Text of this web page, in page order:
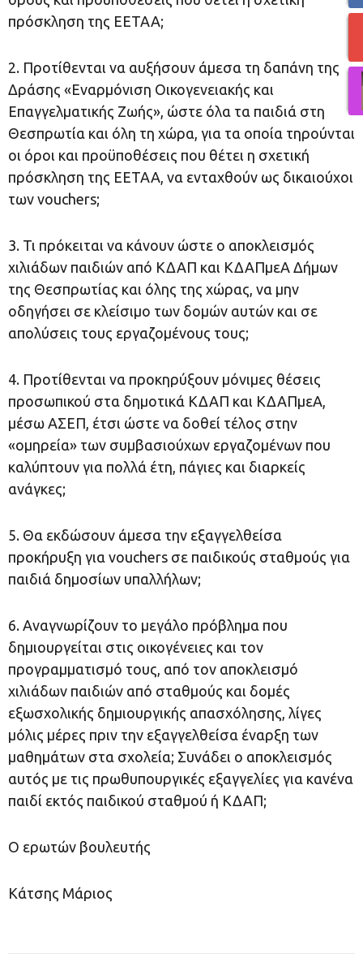
πρόσκληση της ΕΕΤΑΑ;
2. Προτίθενται να αυξήσουν άμεσα τη δαπάνη της
Δράσης «Εναρμόνιση Οικογενειακής και
Επαγγελματικής Ζωής», ώστε όλα τα παιδιά στη
Θεσπρωτία και όλη τη χώρα, για τα οποία τηρούνται
οι όροι και προϋποθέσεις που θέτει η σχετική
πρόσκληση της ΕΕΤΑΑ, να ενταχθούν ως δικαιούχοι
των vouchers;
3. Τι πρόκειται να κάνουν ώστε ο αποκλεισμός
χιλιάδων παιδιών από ΚΔΑΠ και ΚΔΑΠμεΑ Δήμων
της Θεσπρωτίας και όλης της χώρας, να μην
οδηγήσει σε κλείσιμο των δομών αυτών και σε
απολύσεις τους εργαζομένους τους;
4. Προτίθενται να προκηρύξουν μόνιμες θέσεις
προσωπικού στα δημοτικά ΚΔΑΠ και ΚΔΑΠμεΑ,
μέσω ΑΣΕΠ, έτσι ώστε να δοθεί τέλος στην
«ομηρεία» των συμβασιούχων εργαζομένων που
καλύπτουν για πολλά έτη, πάγιες και διαρκείς
ανάγκες;
5. Θα εκδώσουν άμεσα την εξαγγελθείσα
προκήρυξη για vouchers σε παιδικούς σταθμούς για
παιδιά δημοσίων υπαλλήλων;
6. Αναγνωρίζουν το μεγάλο πρόβλημα που
δημιουργείται στις οικογένειες και τον
προγραμματισμό τους, από τον αποκλεισμό
χιλιάδων παιδιών από σταθμούς και δομές
εξωσχολικής δημιουργικής απασχόλησης, λίγες
μόλις μέρες πριν την εξαγγελθείσα έναρξη των
μαθημάτων στα σχολεία; Συνάδει ο αποκλεισμός
αυτός με τις πρωθυπουργικές εξαγγελίες για κανένα
παιδί εκτός παιδικού σταθμού ή ΚΔΑΠ;
Ο ερωτών βουλευτής
Κάτσης Μάριος